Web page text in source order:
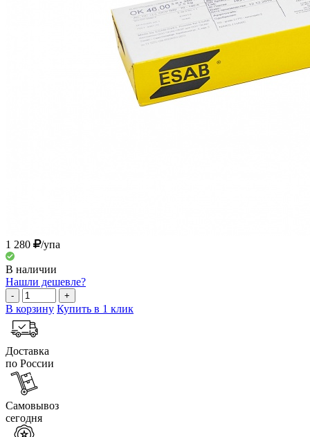
1 280 /упа
В наличии
Нашли дешевле?
- +
В корзину Купить в 1 клик
Доставка
по России
Самовывоз
сегодня